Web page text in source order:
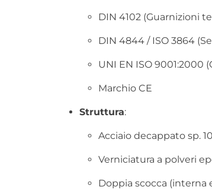
DIN 4102 (Guarnizioni
DIN 4844 / ISO 3864
UNI EN ISO 9001:2000
Marchio CE
Struttura:
Acciaio decappato sp.
Verniciatura a polveri
Doppia scocca (interna